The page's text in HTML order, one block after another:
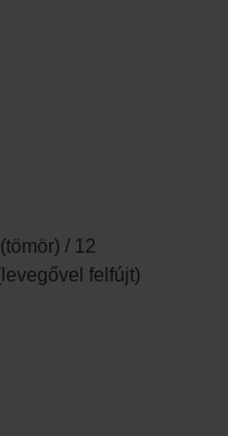
/ 12
felfújt)